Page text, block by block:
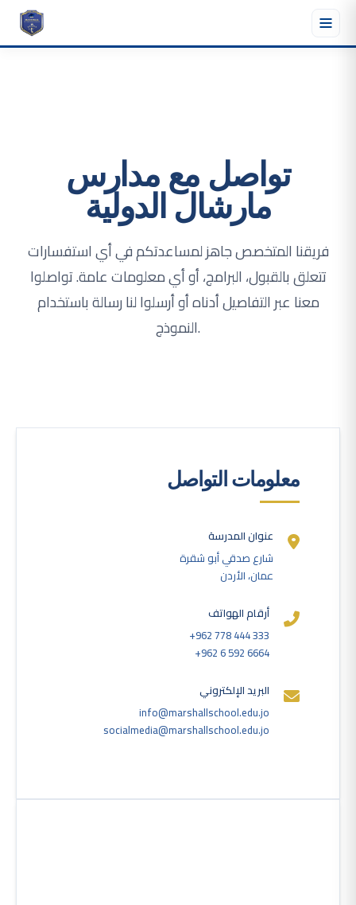
تواصل مع مدارس
مارشال الدولية
فريقنا المتخصص جاهز لمساعدتكم في أي استفسارات
تتعلق بالقبول، البرامج، أو أي معلومات عامة. تواصلوا
معنا عبر التفاصيل أدناه أو أرسلوا لنا رسالة باستخدام
النموذج.
معلومات التواصل
عنوان المدرسة
شارع صدقي أبو شقرة
عمان، الأردن
أرقام الهواتف
+962 778 444 333
+962 6 592 6664
البريد الإلكتروني
info@marshallschool.edu.jo
socialmedia@marshallschool.edu.jo